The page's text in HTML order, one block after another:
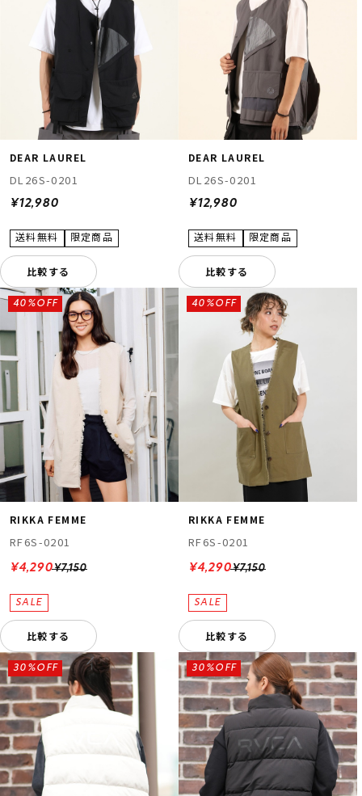
DEAR LAUREL
DL26S-0201
¥12,980
比較する
DEAR LAUREL
DL26S-0201
¥12,980
比較する
RIKKA FEMME
RF6S-0201
¥7,150
40%OFF
¥4,290
比較する
RIKKA FEMME
RF6S-0201
¥7,150
40%OFF
¥4,290
比較する
30%OFF 30%OFF